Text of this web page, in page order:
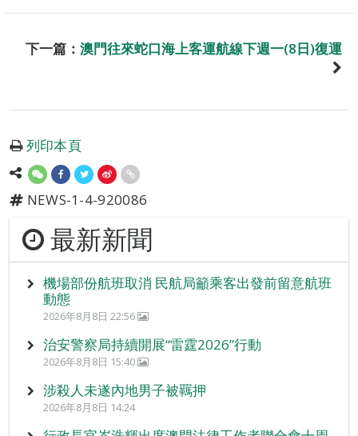
下一篇： 澳門往來蛇口海上客運航線下週一(8日)復運
列印本頁
NEWS-1-4-920086
最新新聞
機場部份航班取消 民航局籲乘客出發前留意航班
動態
2026年8月8日 22:56
治安警察局持續開展“雷霆2026”行動
2026年8月8日 15:40
涉殺人未遂內地男子被羈押
2026年8月8日 14:24